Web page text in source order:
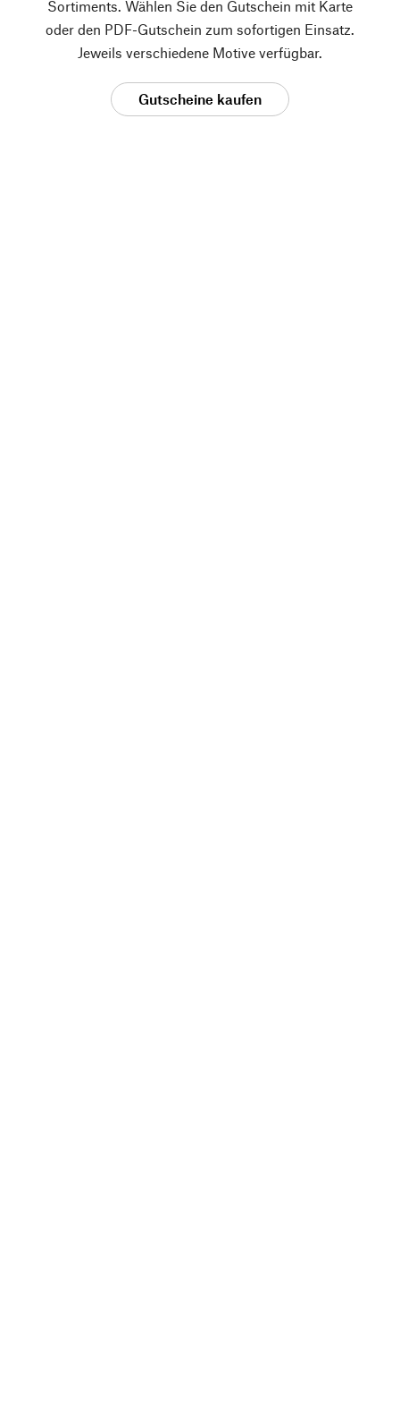
Sortiments. Wählen Sie den Gutschein mit Karte
oder den PDF-Gutschein zum sofortigen Einsatz.
Jeweils verschiedene Motive verfügbar.
Gutscheine kaufen